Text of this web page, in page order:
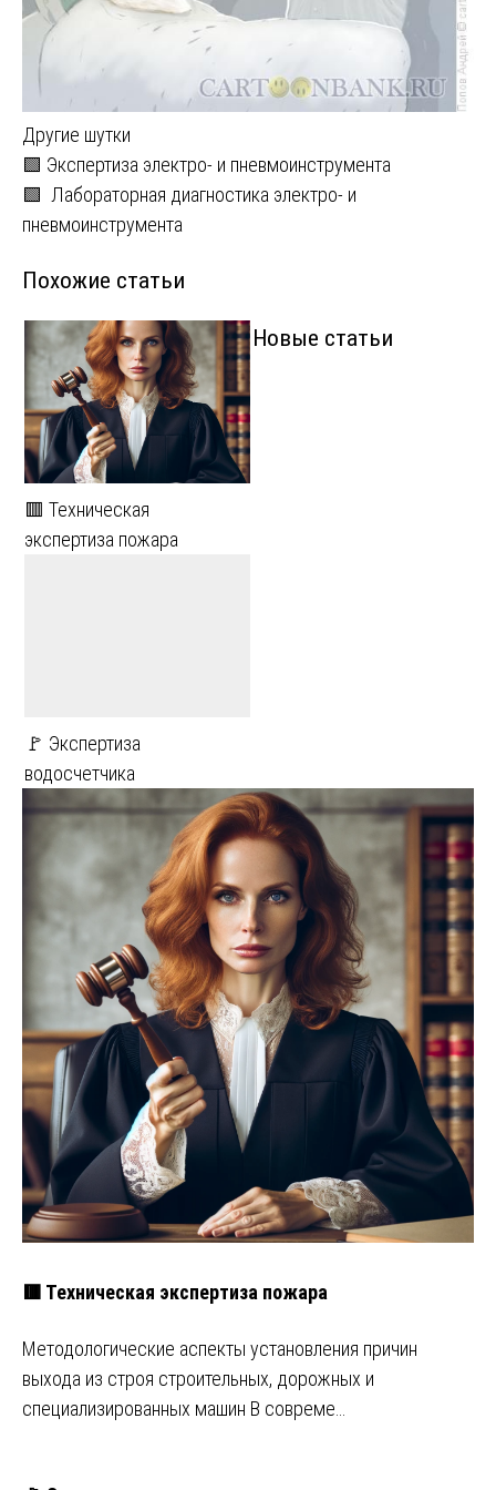
Другие шутки
Навигация
по
🟩 Экспертиза электро- и пневмоинструмента
🟩 Лабораторная диагностика электро- и
пневмоинструмента
Похожие статьи
🟥 Техническая
экспертиза пожара
🚩 Экспертиза
водосчетчика
Новые статьи
🟥 Техническая экспертиза пожара
Методологические аспекты установления причин
выхода из строя строительных, дорожных и
специализированных машин В совреме…